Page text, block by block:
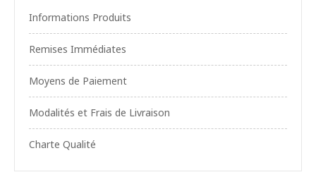
Informations Produits
Remises Immédiates
Moyens de Paiement
Modalités et Frais de Livraison
Charte Qualité